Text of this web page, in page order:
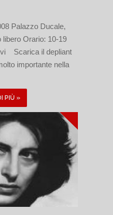
Palazzo Ducale,
Orario: 10-19
Scarica il depliant
importante nella
PIÙ »